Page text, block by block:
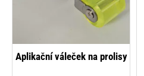
NOVINKA
Aplikační váleček na prolisy